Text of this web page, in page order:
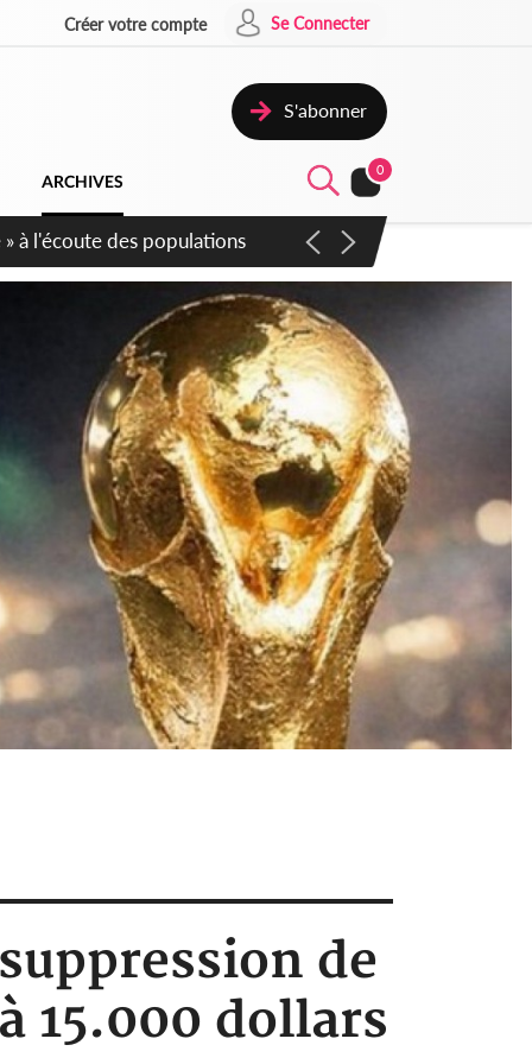
Créer votre compte Se Connecter
S'abonner
ARCHIVES
0
de
15.000 dollars